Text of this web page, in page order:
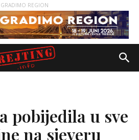
GRADIMO REGION
pobijedila u sve
na sjeveru